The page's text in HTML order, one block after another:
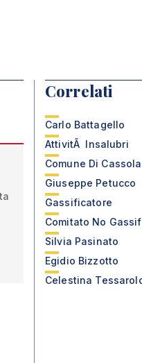
Correlati
Carlo Battagello
AttivitÃ Insalubri
Comune Di Cassola
Giuseppe Petucco
Gassificatore
Comitato No
Silvia Pasinato
Egidio Bizzotto
Celestina